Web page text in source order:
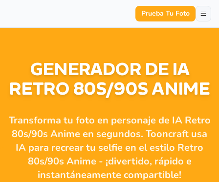
Prueba Tu Foto
GENERADOR DE IA
RETRO 80S/90S ANIME
Transforma tu foto en personaje de IA Retro
80s/90s Anime en segundos. Tooncraft usa
IA para recrear tu selfie en el estilo Retro
80s/90s Anime - ¡divertido, rápido e
instantáneamente compartible!